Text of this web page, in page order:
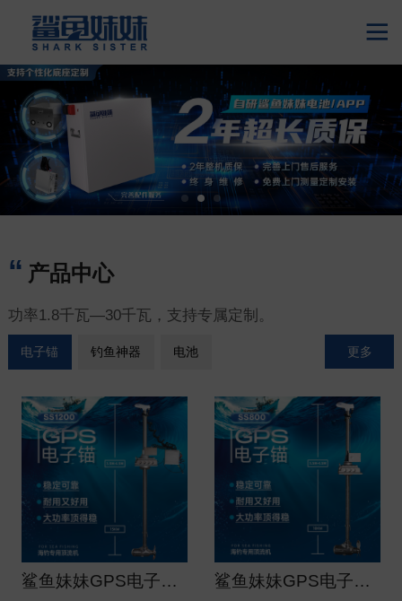

产品中心
功率1.8千瓦—30千瓦，支持专属定制。
电子锚 钓鱼神器 电池 更多
鲨鱼妹妹GPS电子锚（船用）大功率顶流机ss1200 鲨鱼妹妹GPS电子锚（船用）大功率顶流机ss800